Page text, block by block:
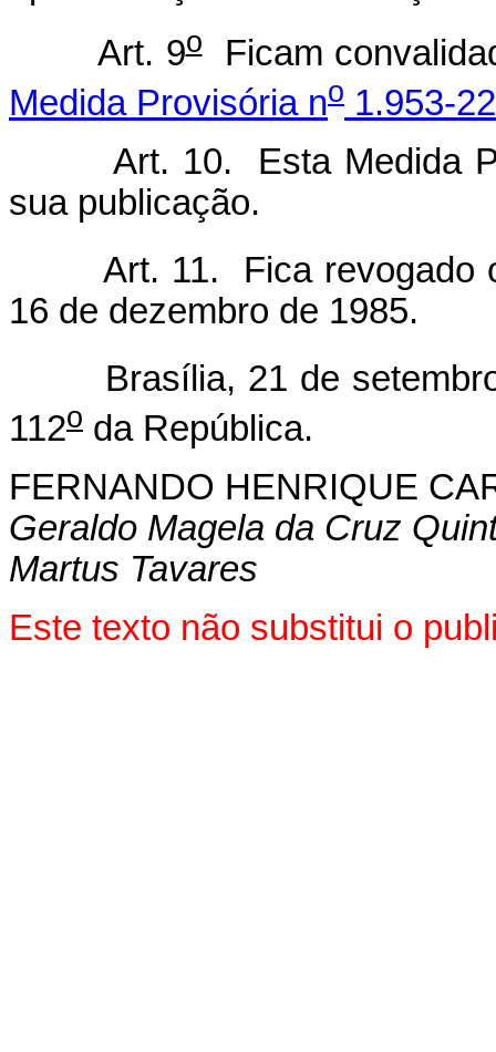
Art. 9oFicam
Medida Provisória no 1.953-
Art. 10. Esta Medida
sua publicação.
Art. 11. Fica revogado
16 de dezembro de 1985.
Brasília, 21 de setembro
112o da República.
FERNANDO HENRIQUE
Geraldo Magela da Cruz
Martus Tavares
Este texto não substitui o